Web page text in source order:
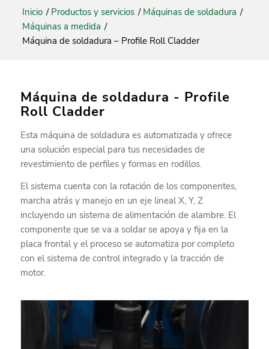
Inicio / Productos y servicios / Máquinas de soldadura /
Máquinas a medida /
Máquina de soldadura – Profile Roll Cladder
Máquina de soldadura - Profile
Roll Cladder
Esta máquina de soldadura es automatizada y ofrece
una solución especial para tus necesidades de
revestimiento de perfiles y formas en rodillos.
El sistema cuenta con la rotación de los componentes,
marcha atrás y manejo en un eje lineal X, Y, Z
incluyendo un sistema de alimentación de alambre. El
componente que se va a soldar se apoya y fija en la
placa frontal y el proceso se automatiza por completo
con el sistema de control integrado y la tracción de
motor.